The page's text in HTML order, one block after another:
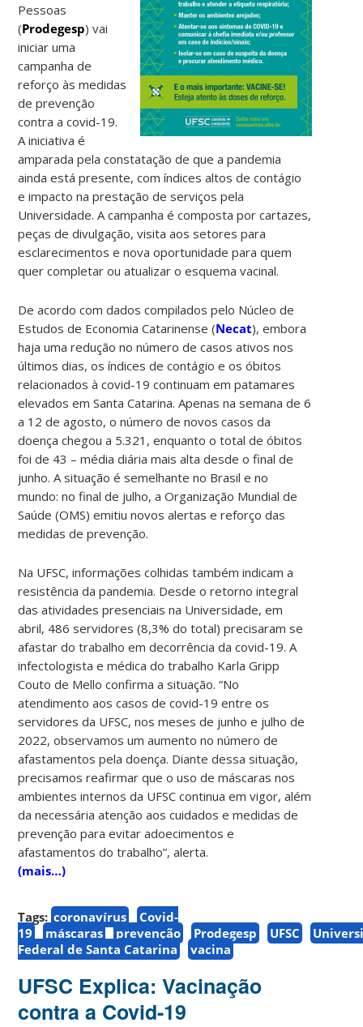
Pessoas
(Prodegesp) vai
iniciar uma
campanha de
reforço às medidas
de prevenção
contra a covid-19.
A iniciativa é
amparada pela constatação de que a pandemia
ainda está presente, com índices altos de contágio
e impacto na prestação de serviços pela
Universidade. A campanha é composta por cartazes,
peças de divulgação, visita aos setores para
esclarecimentos e nova oportunidade para quem
quer completar ou atualizar o esquema vacinal.
De acordo com dados compilados pelo Núcleo de
Estudos de Economia Catarinense (Necat), embora
haja uma redução no número de casos ativos nos
últimos dias, os índices de contágio e os óbitos
relacionados à covid-19 continuam em patamares
elevados em Santa Catarina. Apenas na semana de 6
a 12 de agosto, o número de novos casos da
doença chegou a 5.321, enquanto o total de óbitos
foi de 43 – média diária mais alta desde o final de
junho. A situação é semelhante no Brasil e no
mundo: no final de julho, a Organização Mundial de
Saúde (OMS) emitiu novos alertas e reforço das
medidas de prevenção.
Na UFSC, informações colhidas também indicam a
resistência da pandemia. Desde o retorno integral
das atividades presenciais na Universidade, em
abril, 486 servidores (8,3% do total) precisaram se
afastar do trabalho em decorrência da covid-19. A
infectologista e médica do trabalho Karla Gripp
Couto de Mello confirma a situação. “No
atendimento aos casos de covid-19 entre os
servidores da UFSC, nos meses de junho e julho de
2022, observamos um aumento no número de
afastamentos pela doença. Diante dessa situação,
precisamos reafirmar que o uso de máscaras nos
ambientes internos da UFSC continua em vigor, além
da necessária atenção aos cuidados e medidas de
prevenção para evitar adoecimentos e
afastamentos do trabalho”, alerta.
(mais…)
Tags: coronavírus
Covid-
19
máscaras prevenção Prodegesp UFSC
Federal de Santa Catarina
vacina
UFSC Explica: Vacinação
contra a Covid-19